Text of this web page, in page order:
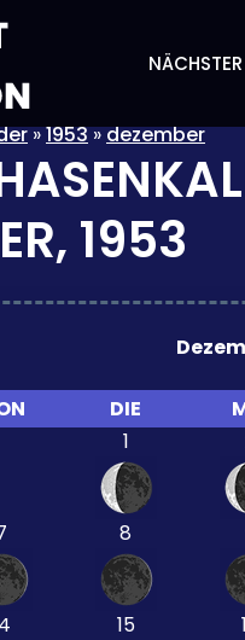
»1953»dezember
1953
DIE
1
8
15